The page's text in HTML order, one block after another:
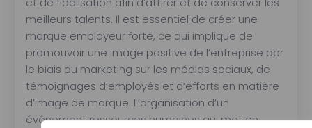
meilleurs talents. Il est essentiel de créer une
marque employeur forte, ce qui implique de
promouvoir une image positive de l’entreprise par
le biais du marketing sur les médias sociaux, de
témoignages d’employés et d’efforts en matière
d’image de marque. L’organisation d’un
événement ressources humaines qui met en